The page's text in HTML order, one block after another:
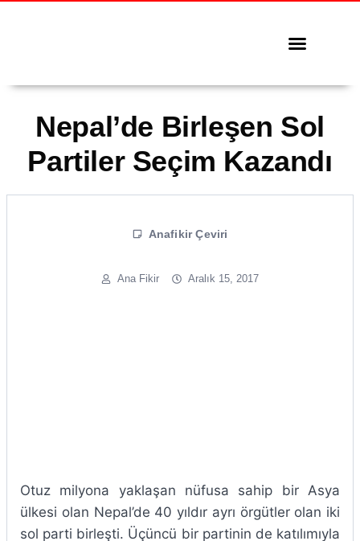
Nepal’de Birleşen Sol
Partiler Seçim Kazandı
Anafikir Çeviri
Ana Fikir Aralık 15, 2017
Otuz milyona yaklaşan nüfusa sahip bir Asya
ülkesi olan Nepal’de 40 yıldır ayrı örgütler olan iki
sol parti birleşti. Üçüncü bir partinin de katılımıyla